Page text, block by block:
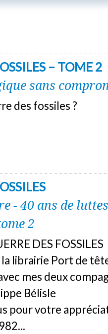
– TOME 2
sans
des fossiles ?
- 40 ans de
2
DES FOSSILES
librairie Port de
mes deux
Bélisle
pour votre